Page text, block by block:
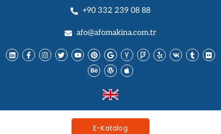
+90 332 239 08 88
afo@afomakina.com.tr
E-Katalog